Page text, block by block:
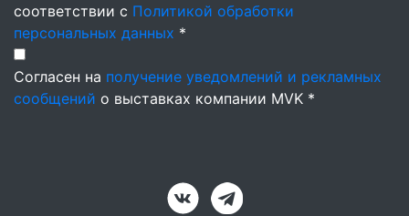
соответствии с Политикой обработки
персональных данных *
Согласен на получение уведомлений и рекламных
сообщений о выставках компании MVK *